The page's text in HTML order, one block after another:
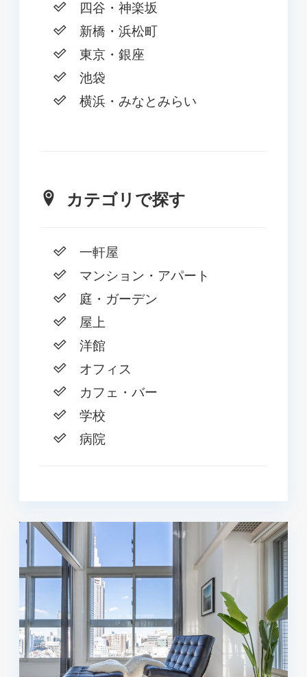
四谷・神楽坂
新橋・浜松町
東京・銀座
池袋
横浜・みなとみらい
カテゴリで探す
一軒屋
マンション・アパート
庭・ガーデン
屋上
洋館
オフィス
カフェ・バー
学校
病院